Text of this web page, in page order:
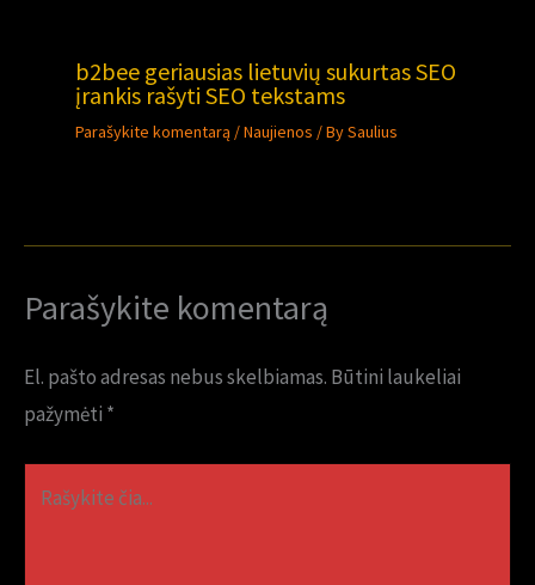
b2bee geriausias lietuvių sukurtas SEO
įrankis rašyti SEO tekstams
Parašykite komentarą /Naujienos / BySaulius
Parašykite komentarą
El. pašto adresas nebus skelbiamas. Būtini laukeliai
pažymėti *